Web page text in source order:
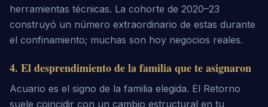
herramientas técnicas. La cohorte de 2020–23
construyó un número extraordinario de estas durante
el confinamiento; muchas son hoy negocios reales.
4. El desprendimiento de la familia que te asignaron
Acuario es el signo de la familia elegida. El Retorno
suele coincidir con un cambio estructural en tu